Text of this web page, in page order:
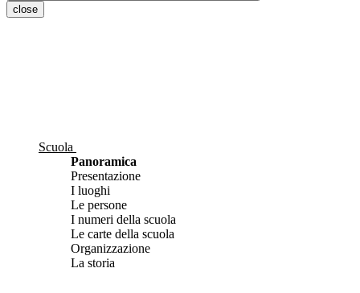
close
Scuola
Panoramica
Presentazione
I luoghi
Le persone
I numeri della scuola
Le carte della scuola
Organizzazione
La storia